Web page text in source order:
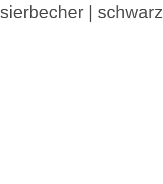
| schwarz